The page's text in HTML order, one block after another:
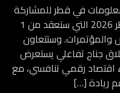
في قطر للمشاركة
في النسخة الثالثة من قمة الويب قطر 2026 التي ستعقد من 1
والمؤتمرات. وستتعاون
جناح تفاعلي يستعرض
اقتصاد رقمي تنافسي، مع
ريادة […]